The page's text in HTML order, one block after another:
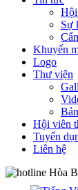
Hội
Sự
Khuyến
Logo
Thư viện
Hội viên
Tuyển
Liên hệ